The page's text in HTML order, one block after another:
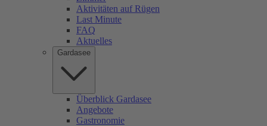
Aktivitäten auf Rügen
Last Minute
FAQ
Aktuelles
Gardasee
Überblick Gardasee
Angebote
Gastronomie